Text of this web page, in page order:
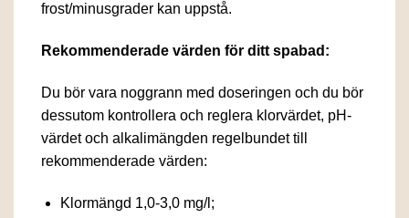
frost/minusgrader kan uppstå.
Rekommenderade värden för ditt spabad:
Du bör vara noggrann med doseringen och du bör
dessutom kontrollera och reglera klorvärdet, pH-
värdet och alkalimängden regelbundet till
rekommenderade värden:
Klormängd 1,0-3,0 mg/l;